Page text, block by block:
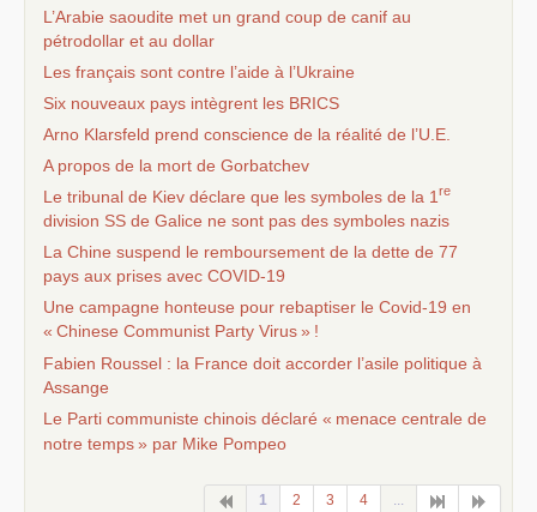
L’Arabie saoudite met un grand coup de canif au
pétrodollar et au dollar
Les français sont contre l’aide à l’Ukraine
Six nouveaux pays intègrent les BRICS
Arno Klarsfeld prend conscience de la réalité de l’U.E.
A propos de la mort de Gorbatchev
Le tribunal de Kiev déclare que les symboles de la 1 re
division SS de Galice ne sont pas des symboles nazis
La Chine suspend le remboursement de la dette de 77
pays aux prises avec COVID-19
Une campagne honteuse pour rebaptiser le Covid-19 en
« Chinese Communist Party Virus» !
Fabien Roussel : la France doit accorder l’asile politique à
Assange
Le Parti communiste chinois déclaré « menace centrale de
notre temps» par Mike Pompeo
1 2 3 4